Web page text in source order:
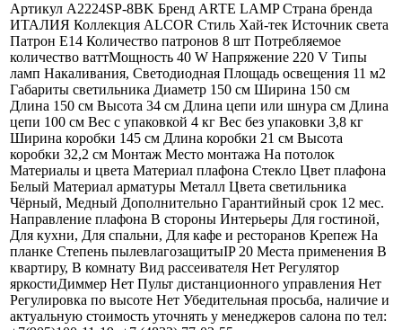
Артикул A2224SP-8BK Бренд ARTE LAMP Страна бренда
ИТАЛИЯ Коллекция ALCOR Стиль Хай-тек Источник света
Патрон E14 Количество патронов 8 шт Потребляемое
количество ваттМощность 40 W Напряжение 220 V Типы
ламп Накаливания, Светодиодная Площадь освещения 11 м2
Габариты светильника Диаметр 150 см Ширина 150 см
Длина 150 см Высота 34 см Длина цепи или шнура см Длина
цепи 100 см Вес с упаковкой 4 кг Вес без упаковки 3,8 кг
Ширина коробки 145 см Длина коробки 21 см Высота
коробки 32,2 см Монтаж Место монтажа На потолок
Материалы и цвета Материал плафона Стекло Цвет плафона
Белый Материал арматуры Металл Цвета светильника
Чёрный, Медный Дополнительно Гарантийный срок 12 мес.
Направление плафона В стороны Интерьеры Для гостиной,
Для кухни, Для спальни, Для кафе и ресторанов Крепеж На
планке Степень пылевлагозащитыIP 20 Места применения В
квартиру, В комнату Вид рассеивателя Нет Регулятор
яркостиДиммер Нет Пульт дистанционного управления Нет
Регулировка по высоте Нет Убедительная просьба, наличие и
актуальную стоимость уточнять у менеджеров салона по тел: